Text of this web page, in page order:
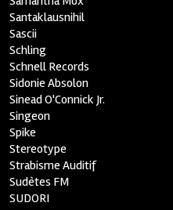
Santaklausnihil
Sascii
Schling
Schnell Records
Sidonie Absolon
Sinead O'Connick Jr.
Singeon
Spike
Stereotype
Strabisme Auditif
Sudètes FM
SUDORI